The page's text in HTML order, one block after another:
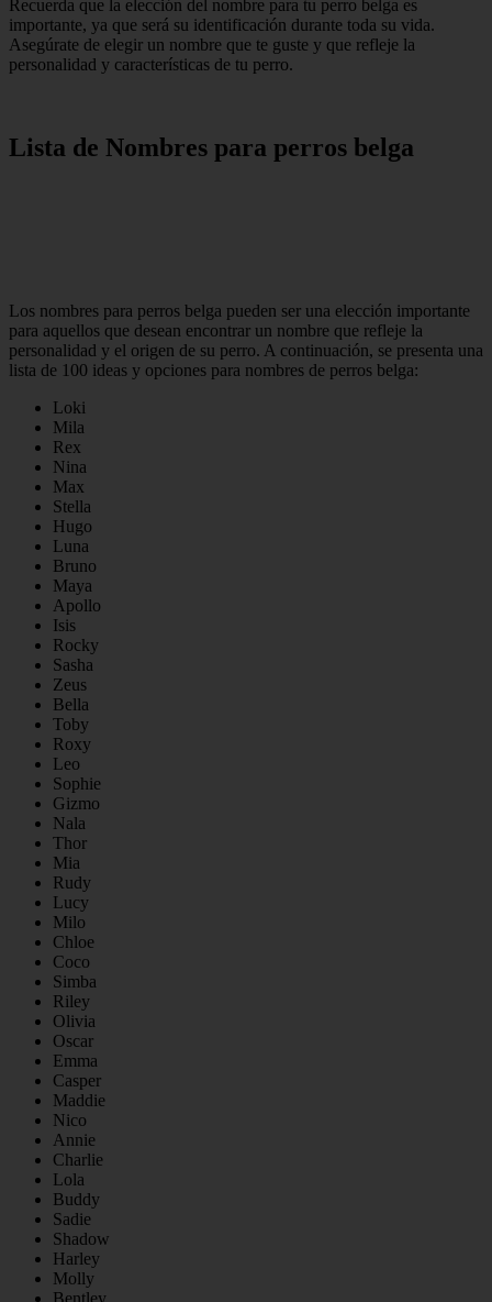
Recuerda que la elección del nombre para tu perro belga es
importante, ya que será su identificación durante toda su vida.
Asegúrate de elegir un nombre que te guste y que refleje la
personalidad y características de tu perro.
Lista de Nombres para perros belga
Los nombres para perros belga pueden ser una elección importante
para aquellos que desean encontrar un nombre que refleje la
personalidad y el origen de su perro. A continuación, se presenta una
lista de 100 ideas y opciones para nombres de perros belga:
Loki
Mila
Rex
Nina
Max
Stella
Hugo
Luna
Bruno
Maya
Apollo
Isis
Rocky
Sasha
Zeus
Bella
Toby
Roxy
Leo
Sophie
Gizmo
Nala
Thor
Mia
Rudy
Lucy
Milo
Chloe
Coco
Simba
Riley
Olivia
Oscar
Emma
Casper
Maddie
Nico
Annie
Charlie
Lola
Buddy
Sadie
Shadow
Harley
Molly